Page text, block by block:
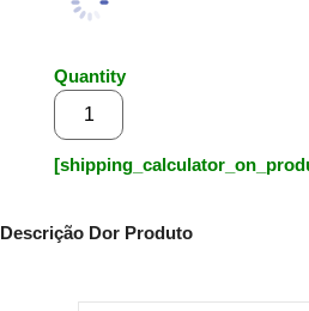
Quantity
Descrição Dor Produto